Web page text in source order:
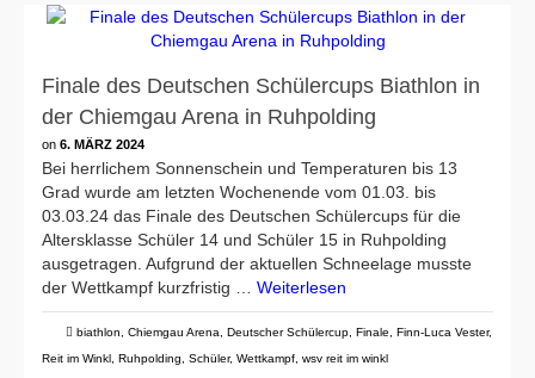
Finale des Deutschen Schülercups Biathlon in
der Chiemgau Arena in Ruhpolding
on 6. MÄRZ 2024
Bei herrlichem Sonnenschein und Temperaturen bis 13
Grad wurde am letzten Wochenende vom 01.03. bis
03.03.24 das Finale des Deutschen Schülercups für die
Altersklasse Schüler 14 und Schüler 15 in Ruhpolding
ausgetragen. Aufgrund der aktuellen Schneelage musste
der Wettkampf kurzfristig … Weiterlesen
biathlon Chiemgau Arena Deutscher Schülercup Finale Finn-Luca Vester,
Reit im Winkl Ruhpolding Schüler, Wettkampf wsv reit im winkl